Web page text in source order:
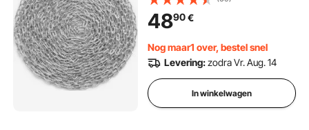
gegalvaniseerde aarde, koele
stalen schakelketting voor
en het slepen van huizen
4890€
Nog maar1 over, bestel snel
Levering:zodra Vr. Aug. 14
In winkelwagen